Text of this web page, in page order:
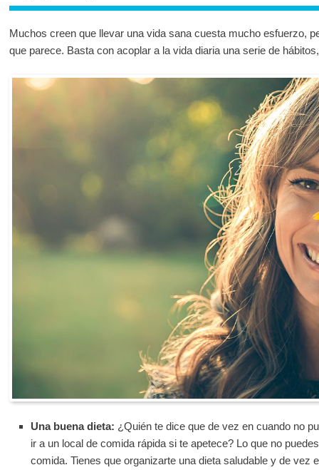
Muchos creen que llevar una vida sana cuesta mucho esfuerzo,
que parece. Basta con acoplar a la vida diaria una serie de
Una buena dieta: ¿Quién te dice que de vez en cuando no
ir a un local de comida rápida si te apetece? Lo que no
comida. Tienes que organizarte una dieta saludable y de vez